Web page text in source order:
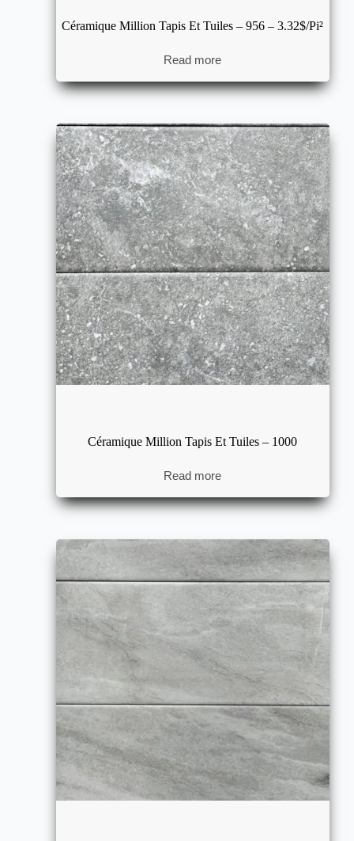
Céramique Million Tapis Et Tuiles – 956 – 3.32$/pi²
Read more
Céramique Million Tapis Et Tuiles – 1000
Read more